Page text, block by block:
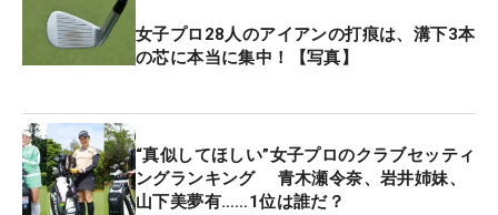
オープン」ではプレーオフの末に悔し涙を流した
が、2位に入った。ただ、そこから先週のメジャー
大会まで3試合連続で予選落ち。メルセデス・ラン
破確実だが、そこは意識せずにただ上だけを目指し
ている。
女子プロ28人のアイアンの打痕は、溝下3本
の芯に本当に集中！【写真】
“真似してほしい”女子プロのクラブセッティ
ングランキング 青木瀬令奈、岩井姉妹、
山下美夢有……1位は誰だ？